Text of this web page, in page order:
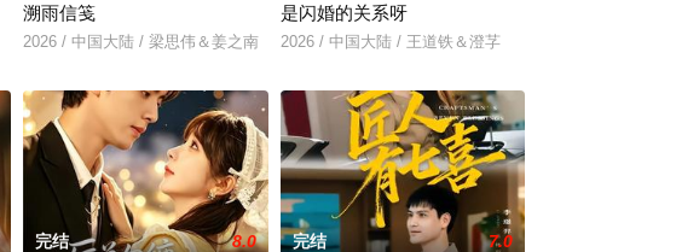
溯雨信笺
2026 / 中国大陆 / 梁思伟＆姜之南
是闪婚的关系呀
2026 / 中国大陆 / 王道铁＆澄芓
完结 8.0 完结 7.0